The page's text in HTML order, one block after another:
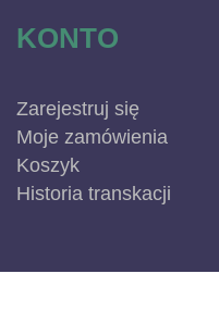
KONTO
Zarejestruj się
Moje zamówienia
Koszyk
Historia transkacji